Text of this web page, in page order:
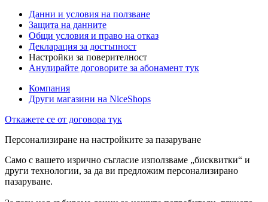
Данни и условия на ползване
Защита на данните
Общи условия и право на отказ
Декларация за достъпност
Настройки за поверителност
Анулирайте договорите за абонамент тук
Компания
Други магазини на NiceShops
Откажете се от договора тук
Персонализиране на настройките за пазаруване
Само с вашето изрично съгласие използваме „бисквитки“ и
други технологии, за да ви предложим персонализирано
пазаруване.